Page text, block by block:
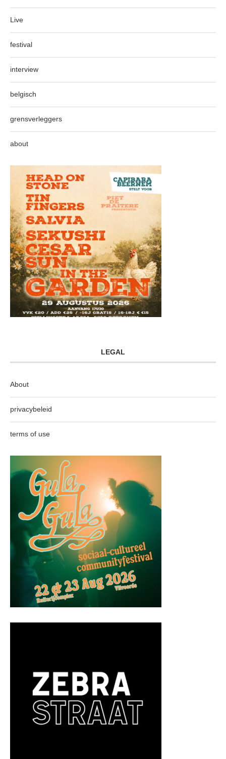
Live
festival
interview
belgisch
grensverleggers
about
LEGAL
About
privacybeleid
terms of use